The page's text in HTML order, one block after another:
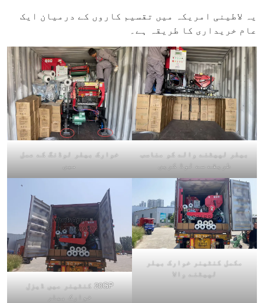
یہ لاطینی امریکہ میں تقسیم کاروں کے درمیان ایک
عام خریداری کا طریقہ ہے۔
بیلر لپیٹنے والے کو مناسب
طریقے سے لوڈ کریں
خوارک بیلر لوڈنگ کے عمل
میں
مکمل کنٹینر خوارک بیلر
لپیٹنے والا
20GP کنٹینر میں ڈیزل
خوارک بیلر